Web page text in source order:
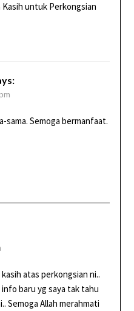
Kasih untuk Perkongsian
sama. Semoga bermanfaat.
atas perkongsian ni..
baru yg saya tak tahu
Semoga Allah merahmati